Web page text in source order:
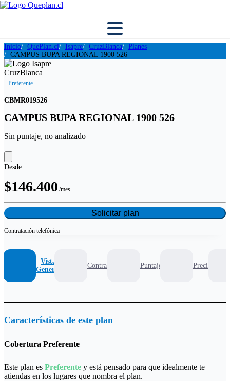
Inicio QuePlan.cl Isapre CruzBlanca
Planes
CAMPUS BUPA REGIONAL 1900 526
Preferente
CBMR019526
CAMPUS BUPA REGIONAL 1900 526
Sin puntaje, no analizado
Desde
$146.400 /mes
Solicitar plan
Contratación telefónica
Vista
General
Contrato Puntaje Precio
Características de este plan
Cobertura Preferente
Este plan es Preferente y está pensado para que idealmente te
atiendas en los lugares que nombra el plan.